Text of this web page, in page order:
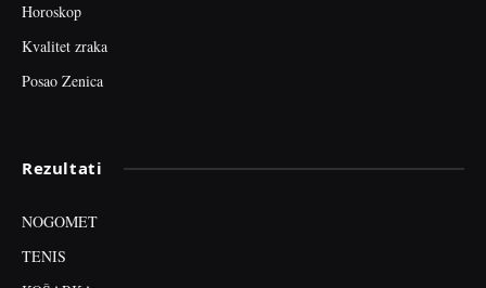
Horoskop
Kvalitet zraka
Posao Zenica
Rezultati
NOGOMET
TENIS